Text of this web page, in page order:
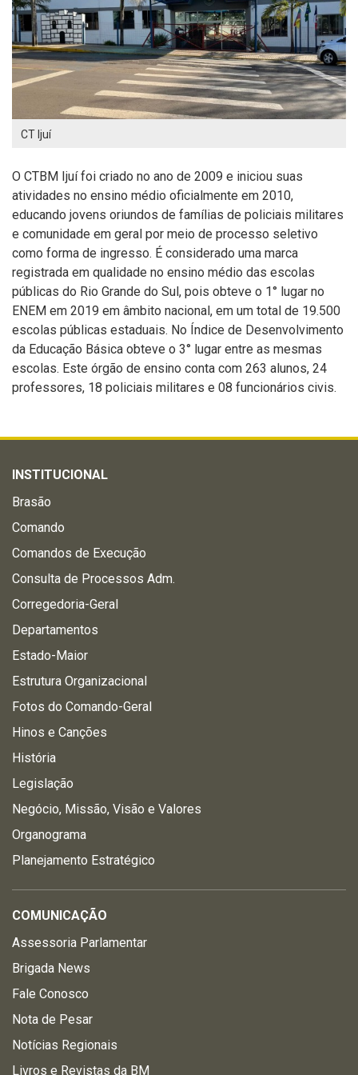
CT Ijuí
O CTBM Ijuí foi criado no ano de 2009 e iniciou suas
atividades no ensino médio oficialmente em 2010,
educando jovens oriundos de famílias de policiais militares
e comunidade em geral por meio de processo seletivo
como forma de ingresso. É considerado uma marca
registrada em qualidade no ensino médio das escolas
públicas do Rio Grande do Sul, pois obteve o 1° lugar no
ENEM em 2019 em âmbito nacional, em um total de 19.500
escolas públicas estaduais. No Índice de Desenvolvimento
da Educação Básica obteve o 3° lugar entre as mesmas
escolas. Este órgão de ensino conta com 263 alunos, 24
professores, 18 policiais militares e 08 funcionários civis.
INSTITUCIONAL
Brasão
Comando
Comandos de Execução
Consulta de Processos Adm.
Corregedoria-Geral
Departamentos
Estado-Maior
Estrutura Organizacional
Fotos do Comando-Geral
Hinos e Canções
História
Legislação
Negócio, Missão, Visão e Valores
Organograma
Planejamento Estratégico
COMUNICAÇÃO
Assessoria Parlamentar
Brigada News
Fale Conosco
Nota de Pesar
Notícias Regionais
Livros e Revistas da BM